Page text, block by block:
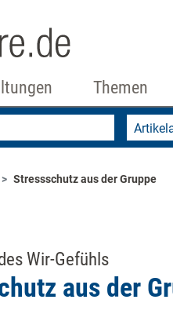
Themen
Stressschutz aus der Gruppe
Wir-Gefühls
aus der